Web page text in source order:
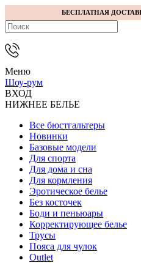
БЕСПЛАТНАЯ ДОСТАВКА
Меню
Шоу-рум
ВХОД
НИЖНЕЕ БЕЛЬЕ
Все бюстгальтеры
Новинки
Базовые модели
Для спорта
Для дома и сна
Для кормления
Эротическое белье
Без косточек
Боди и пеньюары
Корректирующее белье
Трусы
Пояса для чулок
Outlet